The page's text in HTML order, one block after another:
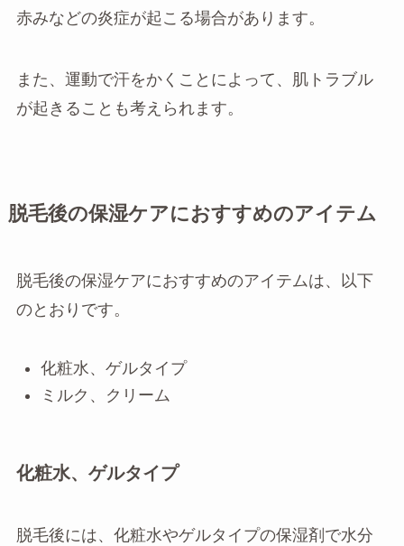
赤みなどの炎症が起こる場合があります。
また、運動で汗をかくことによって、肌トラブル
が起きることも考えられます。
脱毛後の保湿ケアにおすすめのアイテム
脱毛後の保湿ケアにおすすめのアイテムは、以下
のとおりです。
化粧水、ゲルタイプ
ミルク、クリーム
化粧水、ゲルタイプ
脱毛後には、化粧水やゲルタイプの保湿剤で水分